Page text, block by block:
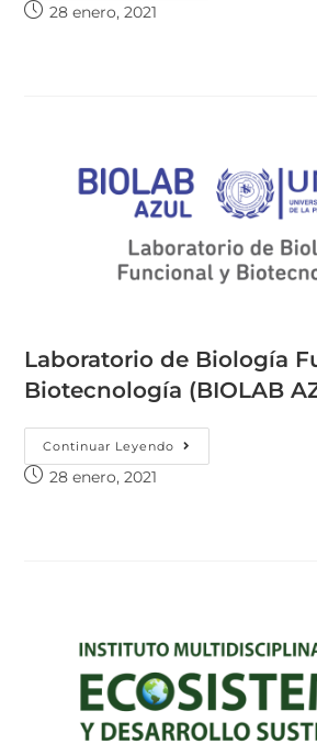
28 enero, 2021
Laboratorio de Biología
Biotecnología (BIOLAB
Continuar Leyendo
28 enero, 2021